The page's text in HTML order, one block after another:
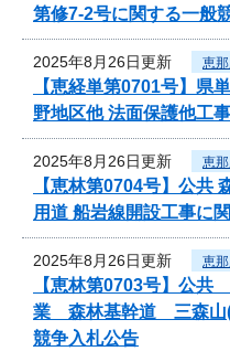
第修7-2号に関する一般
2025年8月26日更新 恵
【恵経単第0701号】県
野地区他 法面保護他工
2025年8月26日更新 恵
【恵林第0704号】公共
用道 船岩線開設工事に
2025年8月26日更新 恵
【恵林第0703号】公
業 森林基幹道 三森山
競争入札公告